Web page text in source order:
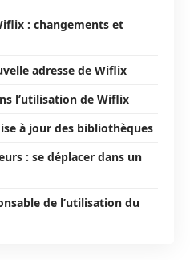
: changements et
adresse de Wiflix
l’utilisation de Wiflix
à jour des bibliothèques
: se déplacer dans un
de l’utilisation du